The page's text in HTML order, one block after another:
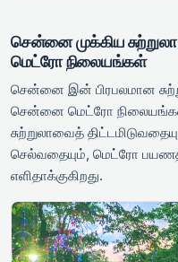
சென்னை முக்கிய
மெட்ரோ நிலையங்கள்
சென்னை இன் பிரபலமான
சென்னை மெட்ரோ
சுற்றுலாவைத்
செல்வதையும், மெட்ரோ
எளிதாக்குகிறது.